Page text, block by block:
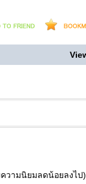
วามนิยมลดน้อยลงไป)